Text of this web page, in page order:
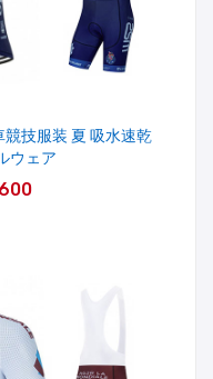
技服装 夏 吸水速乾
ウェア